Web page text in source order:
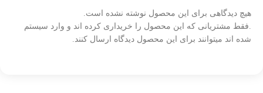
هیچ دیدگاهی برای این محصول نوشته نشده است.
.فقط مشتریانی که این محصول را خریداری کرده اند و وارد سیستم
شده اند میتوانند برای این محصول دیدگاه ارسال کنند.